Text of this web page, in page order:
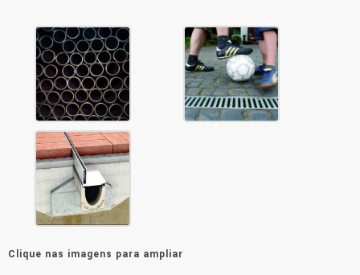
Clique nas imagens para ampliar